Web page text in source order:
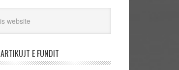
ARTIKUJT E FUNDIT